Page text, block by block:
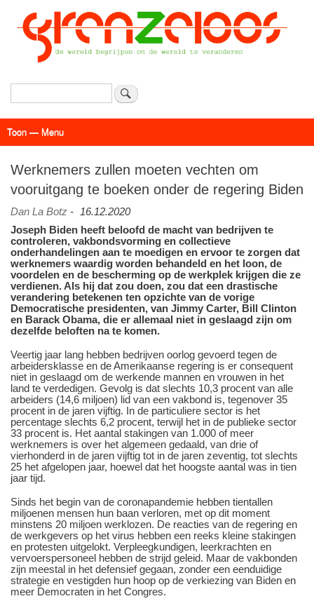
naar
Zoeken
Menu
Toon — Menu
Werknemers zullen moeten vechten om
vooruitgang te boeken onder de regering Biden
Dan La Botz - 16.12.2020
Joseph Biden heeft beloofd de macht van bedrijven te
controleren, vakbondsvorming en collectieve
onderhandelingen aan te moedigen en ervoor te zorgen dat
werknemers waardig worden behandeld en het loon, de
voordelen en de bescherming op de werkplek krijgen die ze
verdienen. Als hij dat zou doen, zou dat een drastische
verandering betekenen ten opzichte van de vorige
Democratische presidenten, van Jimmy Carter, Bill Clinton
en Barack Obama, die er allemaal niet in geslaagd zijn om
dezelfde beloften na te komen.
Veertig jaar lang hebben bedrijven oorlog gevoerd tegen de
arbeidersklasse en de Amerikaanse regering is er consequent
niet in geslaagd om de werkende mannen en vrouwen in het
land te verdedigen. Gevolg is dat slechts 10,3 procent van alle
arbeiders (14,6 miljoen) lid van een vakbond is, tegenover 35
procent in de jaren vijftig. In de particuliere sector is het
percentage slechts 6,2 procent, terwijl het in de publieke sector
33 procent is. Het aantal stakingen van 1.000 of meer
werknemers is over het algemeen gedaald, van drie of
vierhonderd in de jaren vijftig tot in de jaren zeventig, tot slechts
25 het afgelopen jaar, hoewel dat het hoogste aantal was in tien
jaar tijd.
Sinds het begin van de coronapandemie hebben tientallen
miljoenen mensen hun baan verloren, met op dit moment
minstens 20 miljoen werklozen. De reacties van de regering en
de werkgevers op het virus hebben een reeks kleine stakingen
en protesten uitgelokt. Verpleegkundigen, leerkrachten en
vervoerspersoneel hebben de strijd geleid. Maar de vakbonden
zijn meestal in het defensief gegaan, zonder een eenduidige
strategie en vestigden hun hoop op de verkiezing van Biden en
meer Democraten in het Congres.